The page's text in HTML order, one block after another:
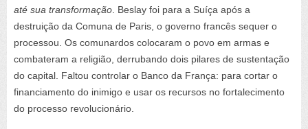
até sua transformação. Beslay foi para a Suíça após a
destruição da Comuna de Paris, o governo francês sequer o
processou. Os comunardos colocaram o povo em armas e
combateram a religião, derrubando dois pilares de sustentação
do capital. Faltou controlar o Banco da França: para cortar o
financiamento do inimigo e usar os recursos no fortalecimento
do processo revolucionário.